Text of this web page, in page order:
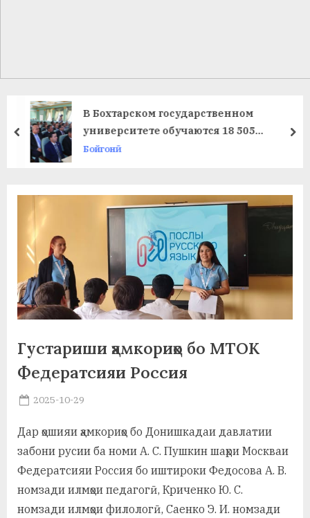
т
и
х
р
н
и
Н
о
с
В Бохтарском государственном
университете обучаются 18 505
студентов
Бойгонӣ
prev
Густариши ҳамкориҳо бо МТОК
Федератсияи Россия
Posted
2025-10-29
Дар ҳошияи ҳамкориҳо бо Донишкадаи давлатии
забони русии ба номи А. С. Пушкин шаҳри Москваи
Федератсияи Россия бо иштироки Федосова А. В.
номзади илмҳои педагогӣ, Криченко Ю. С.
номзади илмҳои филологӣ, Саенко Э. И. номзади